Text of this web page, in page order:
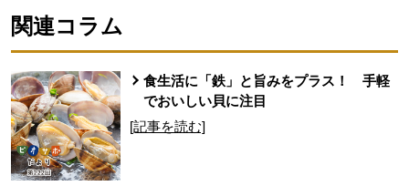
関連コラム
食生活に「鉄」と旨みをプラス！ 手軽
でおいしい貝に注目
[記事を読む]